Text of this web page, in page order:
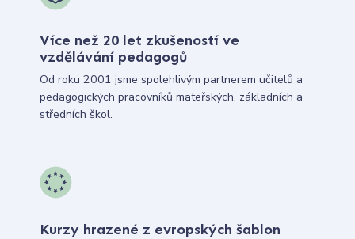
Více než 20 let zkušeností ve
vzdělávání pedagogů
Od roku 2001 jsme spolehlivým partnerem učitelů a
pedagogických pracovníků mateřských, základních a
středních škol.
Kurzy hrazené z evropských šablon